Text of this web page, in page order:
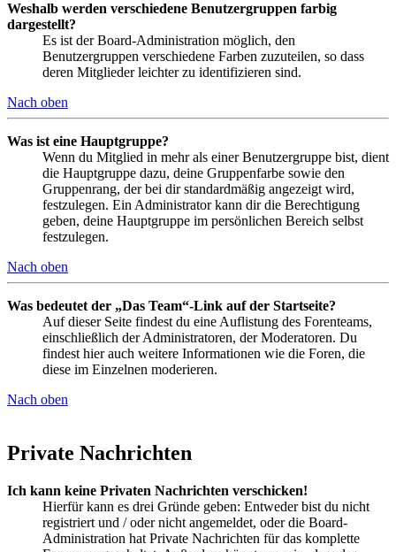
Weshalb werden verschiedene Benutzergruppen farbig
dargestellt?
Es ist der Board-Administration möglich, den
Benutzergruppen verschiedene Farben zuzuteilen, so dass
deren Mitglieder leichter zu identifizieren sind.
Nach oben
Was ist eine Hauptgruppe?
Wenn du Mitglied in mehr als einer Benutzergruppe bist, dient
die Hauptgruppe dazu, deine Gruppenfarbe sowie den
Gruppenrang, der bei dir standardmäßig angezeigt wird,
festzulegen. Ein Administrator kann dir die Berechtigung
geben, deine Hauptgruppe im persönlichen Bereich selbst
festzulegen.
Nach oben
Was bedeutet der „Das Team“-Link auf der Startseite?
Auf dieser Seite findest du eine Auflistung des Forenteams,
einschließlich der Administratoren, der Moderatoren. Du
findest hier auch weitere Informationen wie die Foren, die
diese im Einzelnen moderieren.
Nach oben
Private Nachrichten
Ich kann keine Privaten Nachrichten verschicken!
Hierfür kann es drei Gründe geben: Entweder bist du nicht
registriert und / oder nicht angemeldet, oder die Board-
Administration hat Private Nachrichten für das komplette